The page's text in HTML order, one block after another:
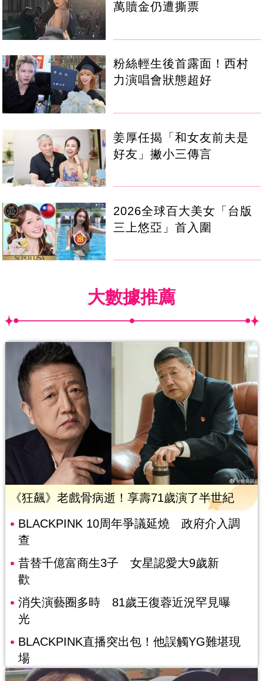
萬贖金仍遭撕票
粉絲輕生後首露面！西村
力演唱會狀態超好
姜厚任揭「和女友前夫是
好友」撇小三傳言
2026全球百大美女「台版
三上悠亞」首入圍
大數據推薦
《狂飆》老戲骨病逝！享壽71歲演了半世紀
BLACKPINK 10周年爭議延燒 政府介入調
查
昔替千億富商生3子 女星認愛大9歲新
歡
消失演藝圈多時 81歲王復蓉近況罕見曝
光
BLACKPINK直播突出包！他誤觸YG難堪現
場